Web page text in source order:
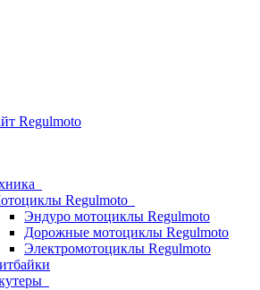
Regulmoto
Эндуро мотоциклы Regulmoto
Дорожные мотоциклы Regulmoto
Электромотоциклы Regulmoto